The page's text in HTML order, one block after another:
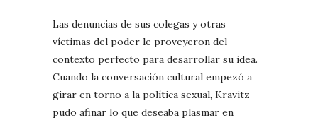
Las denuncias de sus colegas y otras
víctimas del poder le proveyeron del
contexto perfecto para desarrollar su idea.
Cuando la conversación cultural empezó a
girar en torno a la política sexual, Kravitz
pudo afinar lo que deseaba plasmar en